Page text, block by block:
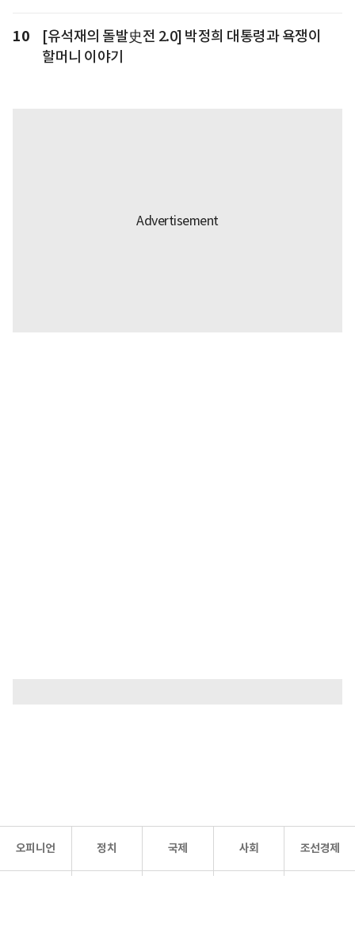
10
[유석재의 돌발史전 2.0] 박정희 대통령과 욕쟁이
할머니 이야기
오피니언 정치 국제 사회 조선경제